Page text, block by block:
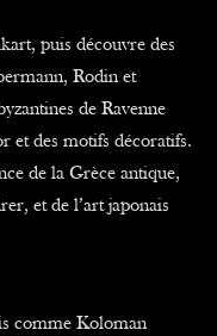
puis découvre des
Rodin et
de Ravenne
et des motifs décoratifs.
de la Grèce antique,
et de l’art japonais
comme Koloman